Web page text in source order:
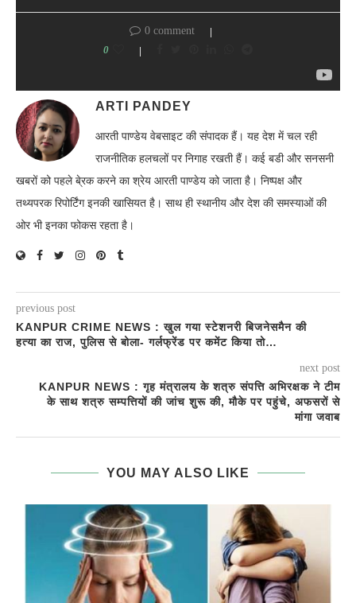
0 comment
0
ARTI PANDEY
आरती पाण्डेय वेबसाइट की संपादक हैं। यह देश में चल रही
राजनीतिक हलचलों पर निगाह रखती हैं। कई बडी और सनसनी
खबरों को पहले बे्रक करने का श्रेय आरती पाण्डेय को जाता है। निष्पक्ष और
तथ्यपरक रिपोर्टिंग इनकी खासियत है। साथ ही स्थानीय और देश की समस्याओं की
ओर भी इनका फोकस रहता है।
previous post
KANPUR CRIME NEWS : खुल गया स्टेशनरी बिजनेसमैन की
हत्या का राज, पुलिस से बोला- गर्लफ्रेंड पर कमेंट किया तो…
next post
KANPUR NEWS : गृह मंत्रालय के शत्रु संपत्ति अभिरक्षक ने टीम
के साथ शत्रु सम्पत्तियों की जांच शुरू की, मौके पर पहुंचे, अफसरों से
मांगा जवाब
YOU MAY ALSO LIKE